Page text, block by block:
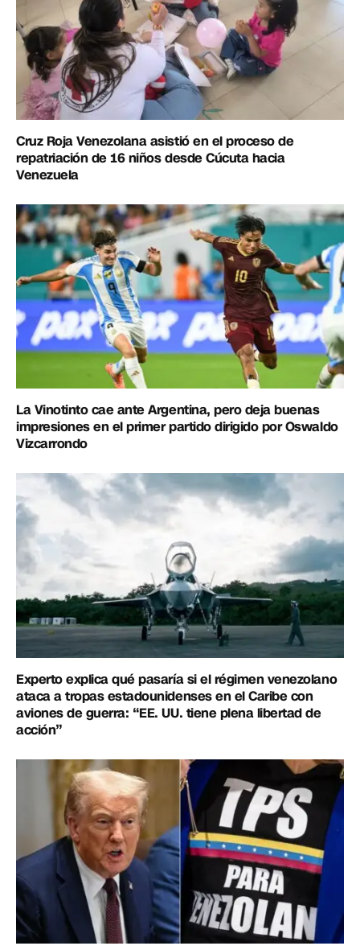
Cruz Roja Venezolana asistió en el proceso de
repatriación de 16 niños desde Cúcuta hacia
Venezuela
La Vinotinto cae ante Argentina, pero deja buenas
impresiones en el primer partido dirigido por Oswaldo
Vizcarrondo
Experto explica qué pasaría si el régimen venezolano
ataca a tropas estadounidenses en el Caribe con
aviones de guerra: “EE. UU. tiene plena libertad de
acción”